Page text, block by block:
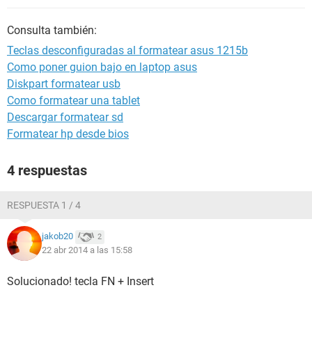
no va, lo cambia pero luego pulso la tecla y sigue igual.
Y ahora estoy en un punto muerto que no se me ocurre nada
más! No se cual es el problema, puede ser que el windows
venga ya desconfigurado y no pueda hacer nada?
Un saludo!
Consulta también:
Teclas desconfiguradas al formatear asus 1215b
Como poner guion bajo en laptop asus
Diskpart formatear usb
Como formatear una tablet
Descargar formatear sd
Formatear hp desde bios
4 respuestas
RESPUESTA 1 / 4
jakob20 2
22 abr 2014 a las 15:58
Solucionado! tecla FN + Insert